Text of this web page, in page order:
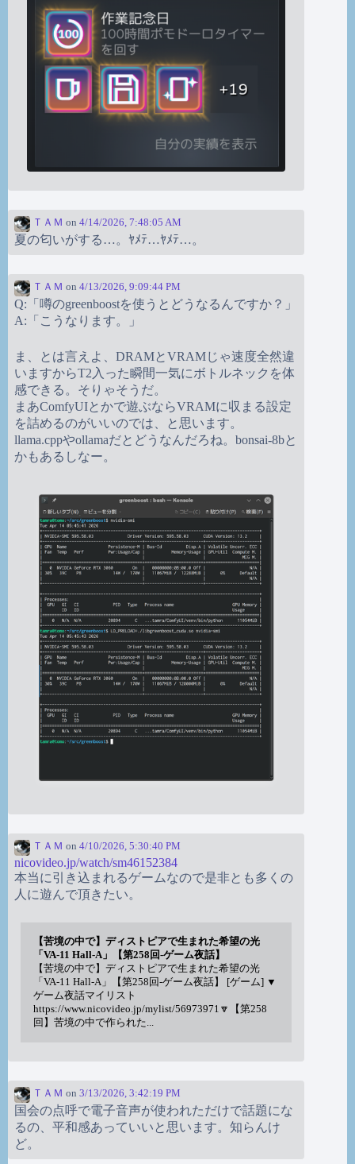
ＴＡＭ on 4/14/2026, 7:48:05 AM
夏の匂いがする…。ﾔﾒﾃ…ﾔﾒﾃ…。
ＴＡＭ on 4/13/2026, 9:09:44 PM
Q:「噂のgreenboostを使うとどうなるんですか？」
A:「こうなります。」
ま、とは言えよ、DRAMとVRAMじゃ速度全然違
いますからT2入った瞬間一気にボトルネックを体
感できる。そりゃそうだ。
まあComfyUIとかで遊ぶならVRAMに収まる設定
を詰めるのがいいのでは、と思います。
llama.cppやollamaだとどうなんだろね。bonsai-8bと
かもあるしなー。
ＴＡＭ on 4/10/2026, 5:30:40 PM
nicovideo.jp/watch/sm46152384
本当に引き込まれるゲームなので是非とも多くの
人に遊んで頂きたい。
【苦境の中で】ディストピアで生まれた希望の光
「VA-11 Hall-A」【第258回-ゲーム夜話】
【苦境の中で】ディストピアで生まれた希望の光
「VA-11 Hall-A」【第258回-ゲーム夜話】 [ゲーム] ▼
ゲーム夜話マイリスト
https://www.nicovideo.jp/mylist/56973971🔽【第258
回】苦境の中で作られた...
ＴＡＭ on 3/13/2026, 3:42:19 PM
国会の点呼で電子音声が使われただけで話題にな
るの、平和感あっていいと思います。知らんけ
ど。